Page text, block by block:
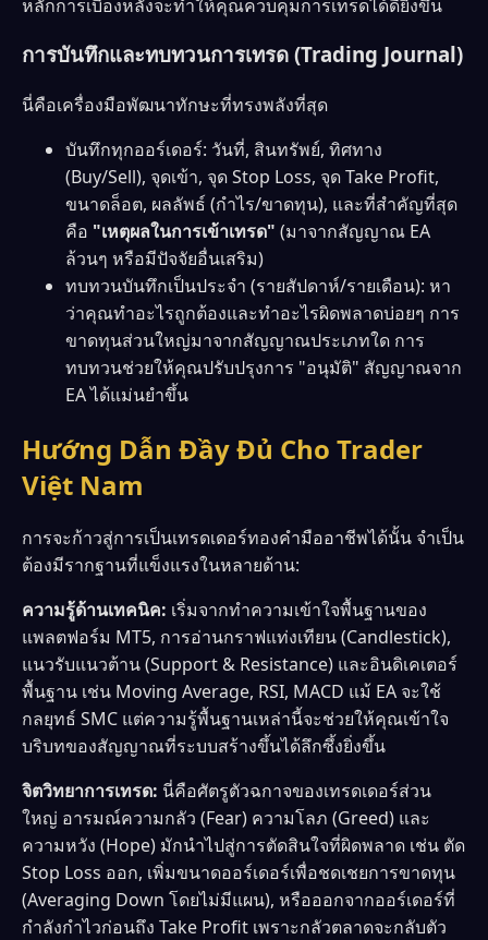
หลักการเบื้องหลังจะทำให้คุณควบคุมการเทรดได้ดียิ่งขึ้น
การบันทึกและทบทวนการเทรด (Trading Journal)
นี่คือเครื่องมือพัฒนาทักษะที่ทรงพลังที่สุด
บันทึกทุกออร์เดอร์: วันที่, สินทรัพย์, ทิศทาง
(Buy/Sell), จุดเข้า, จุด Stop Loss, จุด Take Profit,
ขนาดล็อต, ผลลัพธ์ (กำไร/ขาดทุน), และที่สำคัญที่สุด
คือ "เหตุผลในการเข้าเทรด" (มาจากสัญญาณ EA
ล้วนๆ หรือมีปัจจัยอื่นเสริม)
ทบทวนบันทึกเป็นประจำ (รายสัปดาห์/รายเดือน): หา
ว่าคุณทำอะไรถูกต้องและทำอะไรผิดพลาดบ่อยๆ การ
ขาดทุนส่วนใหญ่มาจากสัญญาณประเภทใด การ
ทบทวนช่วยให้คุณปรับปรุงการ "อนุมัติ" สัญญาณจาก
EA ได้แม่นยำขึ้น
Hướng Dẫn Đầy Đủ Cho Trader
Việt Nam
การจะก้าวสู่การเป็นเทรดเดอร์ทองคำมืออาชีพได้นั้น จำเป็น
ต้องมีรากฐานที่แข็งแรงในหลายด้าน:
ความรู้ด้านเทคนิค: เริ่มจากทำความเข้าใจพื้นฐานของ
แพลตฟอร์ม MT5, การอ่านกราฟแท่งเทียน (Candlestick),
แนวรับแนวต้าน (Support & Resistance) และอินดิเคเตอร์
พื้นฐาน เช่น Moving Average, RSI, MACD แม้ EA จะใช้
กลยุทธ์ SMC แต่ความรู้พื้นฐานเหล่านี้จะช่วยให้คุณเข้าใจ
บริบทของสัญญาณที่ระบบสร้างขึ้นได้ลึกซึ้งยิ่งขึ้น
จิตวิทยาการเทรด: นี่คือศัตรูตัวฉกาจของเทรดเดอร์ส่วน
ใหญ่ อารมณ์ความกลัว (Fear) ความโลภ (Greed) และ
ความหวัง (Hope) มักนำไปสู่การตัดสินใจที่ผิดพลาด เช่น ตัด
Stop Loss ออก, เพิ่มขนาดออร์เดอร์เพื่อชดเชยการขาดทุน
(Averaging Down โดยไม่มีแผน), หรือออกจากออร์เดอร์ที่
กำลังกำไวก่อนถึง Take Profit เพราะกลัวตลาดจะกลับตัว